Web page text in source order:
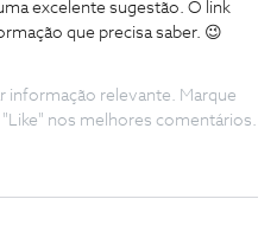
excelente sugestão. O link
que precisa saber. 😉
informação relevante. Marque
nos melhores comentários.